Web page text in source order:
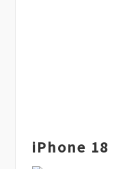
iPhone 18